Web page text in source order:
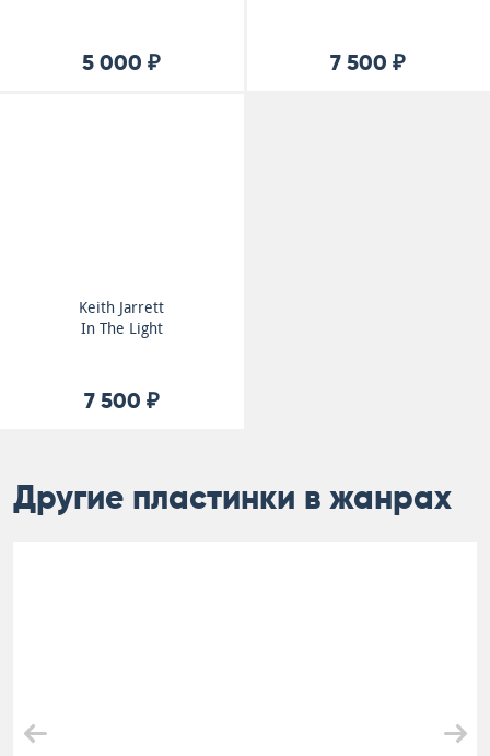
5 000 ₽ 7 500 ₽
Keith Jarrett
In The Light
7 500 ₽
Другие пластинки в жанрах